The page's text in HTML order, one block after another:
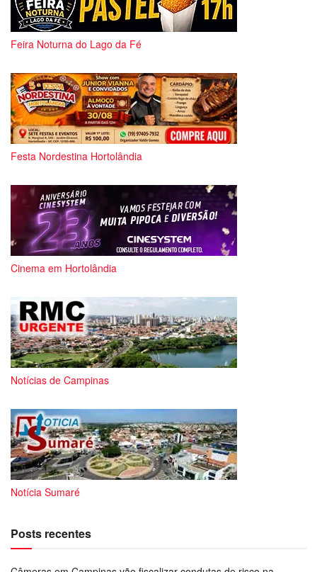
Feira Noturna do Lago da Fé
Festa Nordestina Hortolândia
Cinema em Hortolândia
Notícias de Campinas
Notícia Sumaré
Posts recentes